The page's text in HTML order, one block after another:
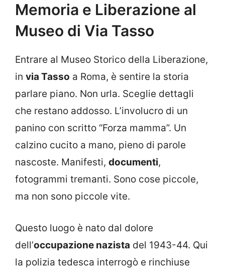
Memoria e Liberazione al
Museo di Via Tasso
Entrare al Museo Storico della Liberazione,
in via Tasso a Roma, è sentire la storia
parlare piano. Non urla. Sceglie dettagli
che restano addosso. L’involucro di un
panino con scritto “Forza mamma”. Un
calzino cucito a mano, pieno di parole
nascoste. Manifesti, documenti,
fotogrammi tremanti. Sono cose piccole,
ma non sono piccole vite.
Questo luogo è nato dal dolore
dell’occupazione nazista del 1943-44. Qui
la polizia tedesca interrogò e rinchiuse